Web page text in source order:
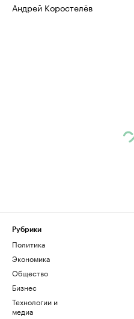
Андрей Коростелёв
Рубрики
Политика
Экономика
Общество
Бизнес
Технологии и
медиа